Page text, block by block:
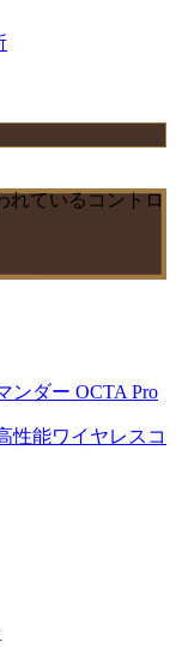
れているコントロ
ンダー OCTA Pro
性能ワイヤレスコ